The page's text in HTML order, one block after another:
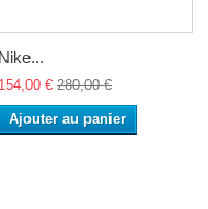
Nike...
154,00 € 280,00 €
Ajouter au panier